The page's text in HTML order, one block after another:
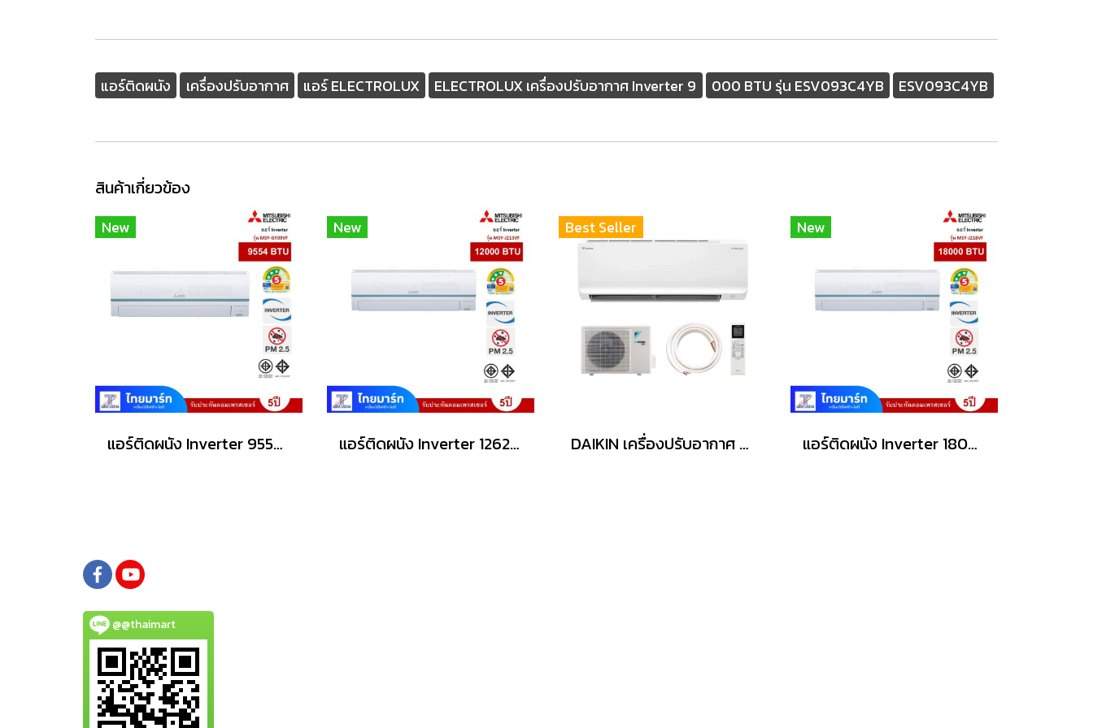
แอร์ติดผนัง เครื่องปรับอากาศ แอร์ ELECTROLUX ELECTROLUX เครื่องปรับอากาศ Inverter 9 000 BTU รุ่น ESV093C4YB ESV093C4YB
สินค้าเกี่ยวข้อง
New
แอร์ติดผนัง Inverter 9554 BTU MITSUBISHI ELECTRIC รุ่น MSY-GY09VF
New
แอร์ติดผนัง Inverter 12624 BTU MITSUBISHI ELECTRIC
Best Seller
DAIKIN เครื่องปรับอากาศ MAX INVERTER SABAI SERIES FTKB-ZV2S มีให้เลือก 5 ขนาด [9,000-24,000 BTU]
New
แอร์ติดผนัง Inverter 18000 BTU MITSUBISHI ELECTRIC รุ่น MSY-JZ18VF
@@thaimart